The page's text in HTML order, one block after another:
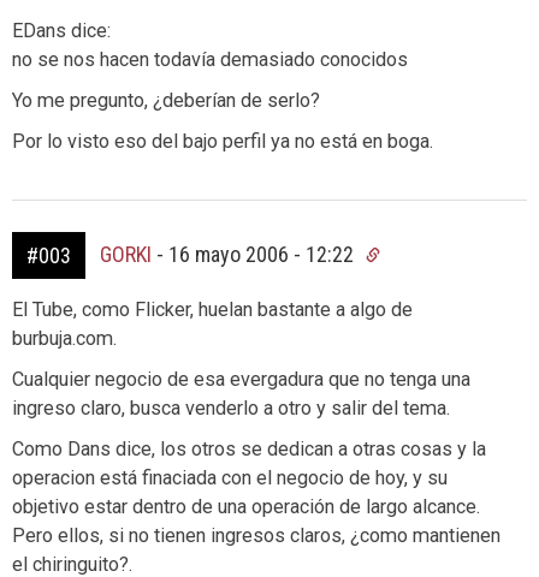
EDans dice:
no se nos hacen todavía demasiado conocidos
Yo me pregunto, ¿deberían de serlo?
Por lo visto eso del bajo perfil ya no está en boga.
#003 GORKI - 16 mayo 2006 - 12:22
El Tube, como Flicker, huelan bastante a algo de
burbuja.com.
Cualquier negocio de esa evergadura que no tenga una
ingreso claro, busca venderlo a otro y salir del tema.
Como Dans dice, los otros se dedican a otras cosas y la
operacion está finaciada con el negocio de hoy, y su
objetivo estar dentro de una operación de largo alcance.
Pero ellos, si no tienen ingresos claros, ¿como mantienen
el chiringuito?.